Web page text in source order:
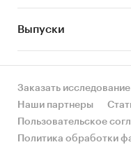
регионами России?
• Рынок растет
за счет реального
динамикой других
• Какое место
своем
Выпуски
Заказать исследование
Наши партнеры
Пользовательское
Политика обработки